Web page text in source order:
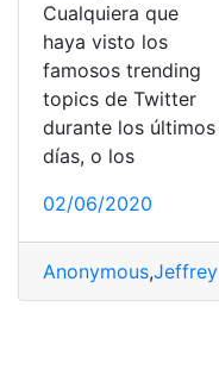
Cualquiera que
haya visto los
famosos trending
topics de Twitter
durante los últimos
días, o los
02/06/2020
Anonymous,Jeffrey